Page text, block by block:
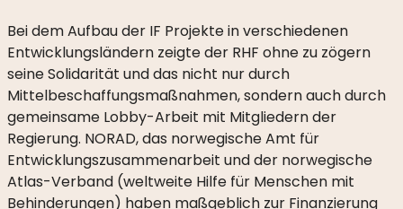
UND
TICKETS
KONZERTNACHRICHTEN
SPENDEN
UNTERSTÜTZER
DER
KONZERTREIHE
Bei dem Aufbau der IF Projekte in verschiedenen
Entwicklungsländern zeigte der RHF ohne zu zögern
seine Solidarität und das nicht nur durch
Mittelbeschaffungsmaßnahmen, sondern auch durch
gemeinsame Lobby-Arbeit mit Mitgliedern der
Regierung. NORAD, das norwegische Amt für
Entwicklungszusammenarbeit und der norwegische
Atlas-Verband (weltweite Hilfe für Menschen mit
Behinderungen) haben maßgeblich zur Finanzierung